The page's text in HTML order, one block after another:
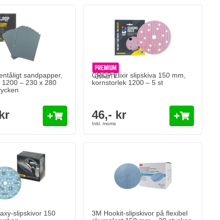
sandpapper,
1200 – 230 x 280
CROP Elixir slipskiva 150 mm,
kornstorlek 1200 – 5 st
46,- kr
slipskivor 150
Lägg till i
3M Hookit-slipskivor på flexibel